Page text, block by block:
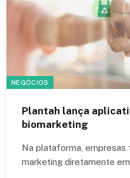
NEGÓCIOS
Plantah lança
biomarketing
Na plataforma, empresas
marketing diretamente